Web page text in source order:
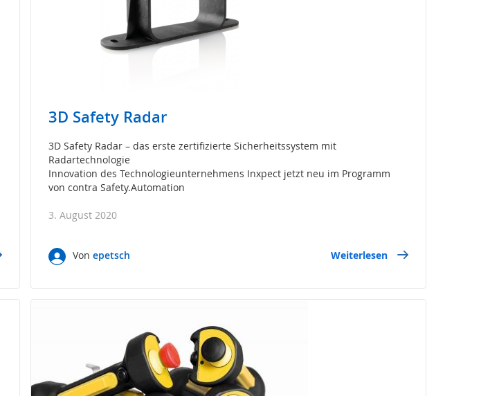
3D Safety Radar
3D Safety Radar – das erste zertifizierte Sicherheitssystem mit
Radartechnologie
Innovation des Technologieunternehmens Inxpect jetzt neu im Programm
von contra Safety.Automation
3. August 2020
Von epetsch Weiterlesen